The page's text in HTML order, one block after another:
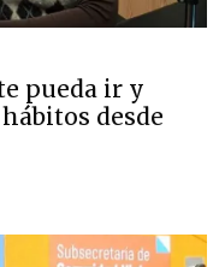
pueda ir y
desde